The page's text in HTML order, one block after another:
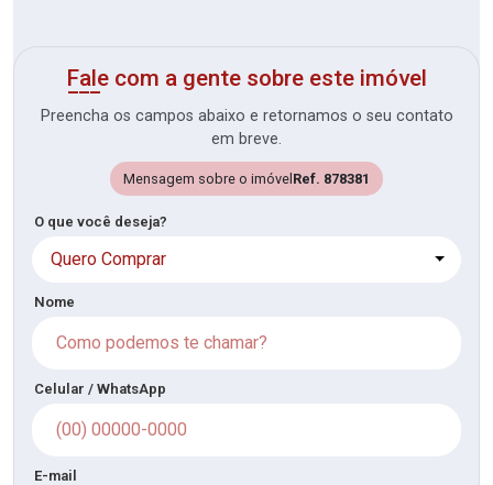
Fale com a gente sobre este imóvel
Preencha os campos abaixo e retornamos o seu contato
em breve.
Mensagem sobre o imóvel Ref. 878381
O que você deseja?
Quero Comprar
Nome
Celular / WhatsApp
E-mail